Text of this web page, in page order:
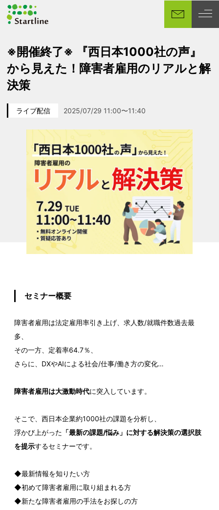
イ
へ
移
※開催終了※ 『西日本1000社の声』
から見えた！障害者雇用のリアルと解
決策
カテゴリー
ライブ配信
イベント日
2025/07/29 11:00〜11:40
セミナー概要
障害者雇用は法定雇用率引き上げ、求人数/就職件数過去最
多、
その一方、定着率64.7％、
さらに、DXやAIによる社会/仕事/働き方の変化…
障害者雇用は大激動時代に突入しています。
そこで、西日本企業約1000社の課題を分析し、
浮かび上がった 「最新の課題/悩み」に対する解決策の選択肢
を提示するセミナーです。
◆最新情報を知りたい方
◆初めて障害者雇用に取り組まれる方
◆新たな障害者雇用の手法をお探しの方